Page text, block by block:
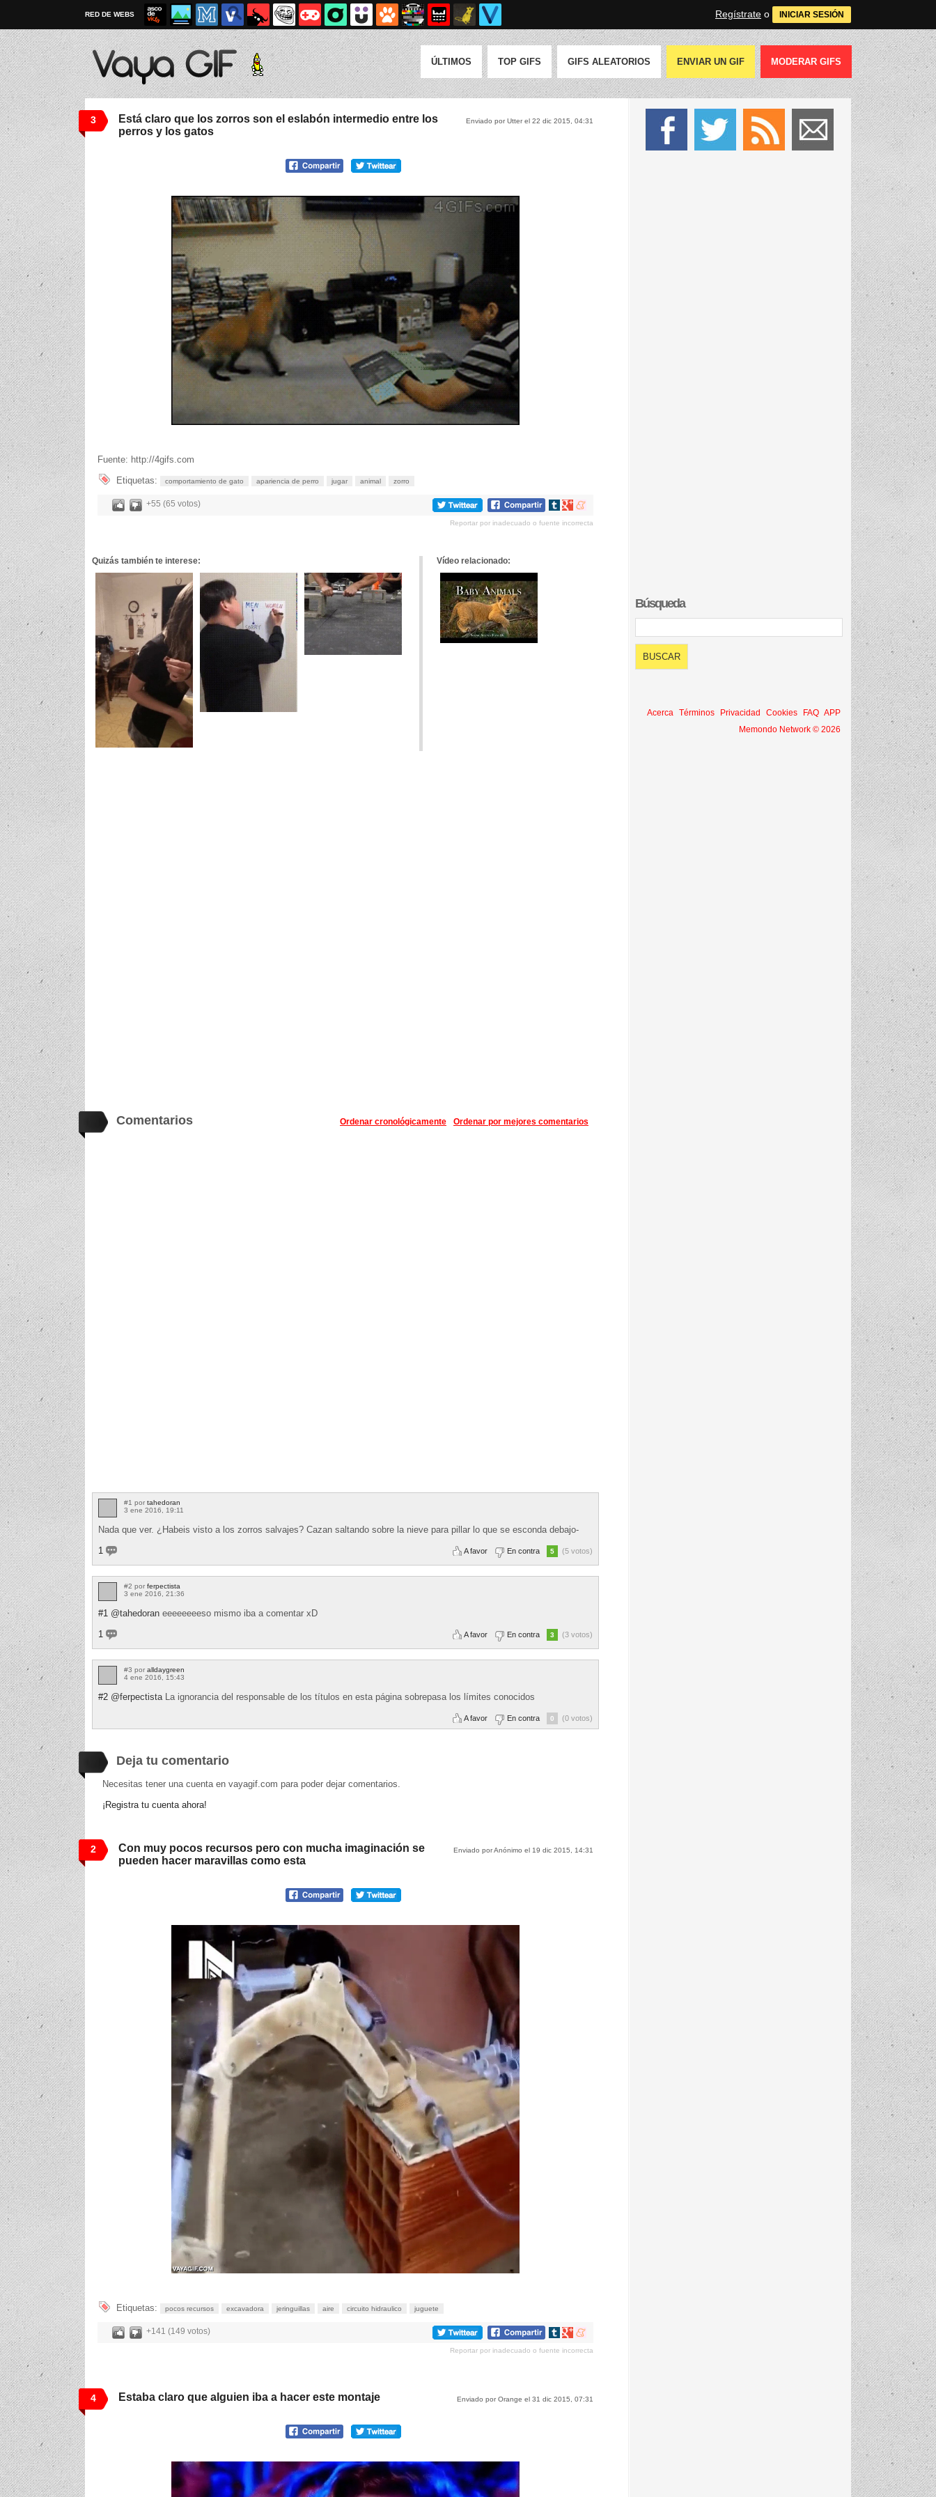
RED DE WEBS Regístrate o INICIAR SESIÓN
ÚLTIMOS TOP GIFS GIFS ALEATORIOS ENVIAR UN GIF MODERAR GIFS
3 Enviado por Utter el 22 dic 2015, 04:31
Está claro que los zorros son el eslabón intermedio entre los
perros y los gatos
Fuente: http://4gifs.com
Etiquetas:
comportamiento de gato apariencia de perro jugar animal zorro
+55 (65 votos)
Compartir
tumblr
Compartir
Google+
Compartir
meneame
Reportar por inadecuado o fuente incorrecta
Quizás también te interese: Vídeo relacionado:
Comentarios Ordenar por mejores comentarios
Ordenar cronológicamente
#1 por tahedoran
3 ene 2016, 19:11
Nada que ver. ¿Habeis visto a los zorros salvajes? Cazan saltando sobre la nieve para pillar lo que se esconda debajo-
1
A favor En contra 5 (5 votos)
#2 por ferpectista
3 ene 2016, 21:36
#1 @tahedoran eeeeeeeeso mismo iba a comentar xD
1
A favor En contra 3 (3 votos)
#3 por alldaygreen
4 ene 2016, 15:43
#2 @ferpectista La ignorancia del responsable de los títulos en esta página sobrepasa los límites conocidos
A favor En contra 0 (0 votos)
Deja tu comentario
Necesitas tener una cuenta en vayagif.com para poder dejar comentarios.
¡Registra tu cuenta ahora!
2 Enviado por Anónimo el 19 dic 2015, 14:31
Con muy pocos recursos pero con mucha imaginación se
pueden hacer maravillas como esta
Etiquetas: pocos recursos excavadora jeringuillas aire circuito hidraulico juguete
+141 (149 votos)
Compartir
tumblr
Compartir
Google+
Compartir
meneame
Reportar por inadecuado o fuente incorrecta
4 Enviado por Orange el 31 dic 2015, 07:31
Estaba claro que alguien iba a hacer este montaje
Búsqueda
Acerca Términos Privacidad Cookies FAQ APP
Memondo Network © 2026